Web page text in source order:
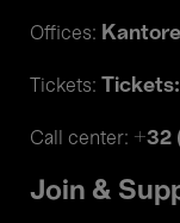
Offices:
Tickets:
Call center: +32
Join &